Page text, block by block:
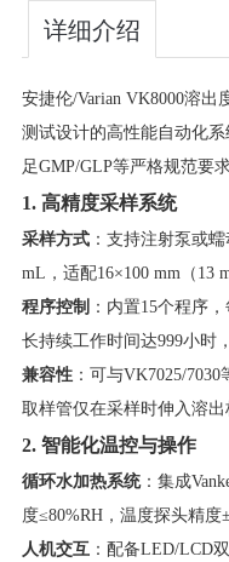
详细介绍
安捷伦/Varian VK8000溶
测试设计的高性能自动化
足GMP/GLP等严格规范要
​1. 高精度采样系统​
​采样方式​：支持注射泵或
mL，适配16×100 mm（13
​程序控制​ ：内置15个程序
长持续工作时间达999小时
​兼容性​：可与VK7025/7030
取样管仅在采样时伸入溶出
​2. 智能化温控与操作​
​循环水加热系统​：集成
度≤80%RH，温度探头精
​人机交互​：配备LED/LCD